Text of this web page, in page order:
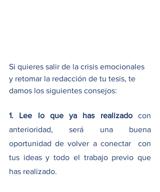
Si quieres salir de la crisis emocionales
y retomar la redacción de tu tesis, te
damos los siguientes consejos:
1. Lee lo que ya has realizado con
anterioridad, será una buena
oportunidad de volver a conectar  con
tus ideas y todo el trabajo previo que
has realizado.